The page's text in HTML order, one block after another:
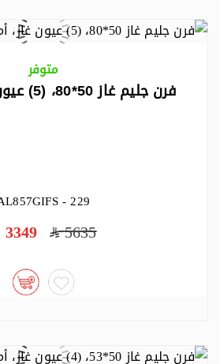
متوفر
فرن جليم غاز 50*80، (5) عيون غاز، أمان تام
AL857GIFS - 229
5635
3349